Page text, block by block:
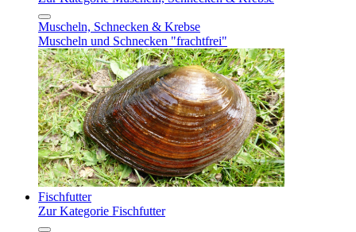
Muscheln, Schnecken & Krebse
Muscheln und Schnecken "frachtfrei"
Fischfutter
Zur Kategorie Fischfutter